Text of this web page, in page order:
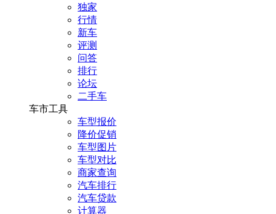
独家
行情
新车
评测
问答
排行
论坛
二手车
车市工具
车型报价
降价促销
车型图片
车型对比
商家查询
汽车排行
汽车贷款
计算器